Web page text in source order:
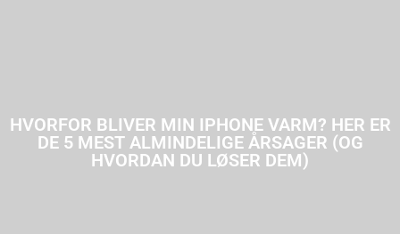
HVORFOR BLIVER MIN IPHONE VARM? HER ER
DE 5 MEST ALMINDELIGE ÅRSAGER (OG
HVORDAN DU LØSER DEM)